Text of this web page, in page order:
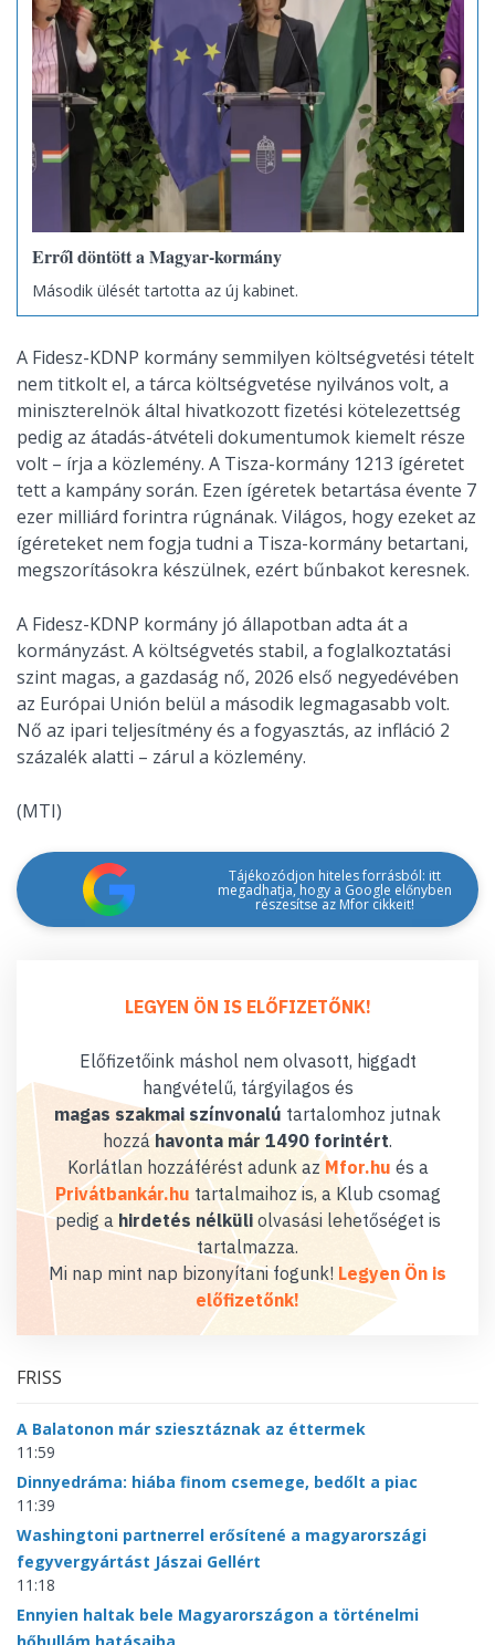
Erről döntött a Magyar-kormány
Második ülését tartotta az új kabinet.
A Fidesz-KDNP kormány semmilyen költségvetési tételt
nem titkolt el, a tárca költségvetése nyilvános volt, a
miniszterelnök által hivatkozott fizetési kötelezettség
pedig az átadás-átvételi dokumentumok kiemelt része
volt – írja a közlemény. A Tisza-kormány 1213 ígéretet
tett a kampány során. Ezen ígéretek betartása évente 7
ezer milliárd forintra rúgnának. Világos, hogy ezeket az
ígéreteket nem fogja tudni a Tisza-kormány betartani,
megszorításokra készülnek, ezért bűnbakot keresnek.
A Fidesz-KDNP kormány jó állapotban adta át a
kormányzást. A költségvetés stabil, a foglalkoztatási
szint magas, a gazdaság nő, 2026 első negyedévében
az Európai Unión belül a második legmagasabb volt.
Nő az ipari teljesítmény és a fogyasztás, az infláció 2
százalék alatti – zárul a közlemény.
(MTI)
Tájékozódjon hiteles forrásból: itt
megadhatja, hogy a Google előnyben
részesítse az Mfor cikkeit!
LEGYEN ÖN IS ELŐFIZETŐNK!
Előfizetőink máshol nem olvasott, higgadt
hangvételű, tárgyilagos és
magas szakmai színvonalú tartalomhoz jutnak
hozzáhavonta már 1490 forintért.
Korlátlan hozzáférést adunk az Mfor.hu és a
Privátbankár.hu tartalmaihoz is, a Klub csomag
pedig a hirdetés nélküliolvasási lehetőséget is
tartalmazza.
Mi nap mint nap bizonyítani fogunk! Legyen Ön is
előfizetőnk!
FRISS
A Balatonon már sziesztáznak az éttermek
11:59
Dinnyedráma: hiába finom csemege, bedőlt a piac
11:39
Washingtoni partnerrel erősítené a magyarországi
fegyvergyártást Jászai Gellért
11:18
Ennyien haltak bele Magyarországon a történelmi